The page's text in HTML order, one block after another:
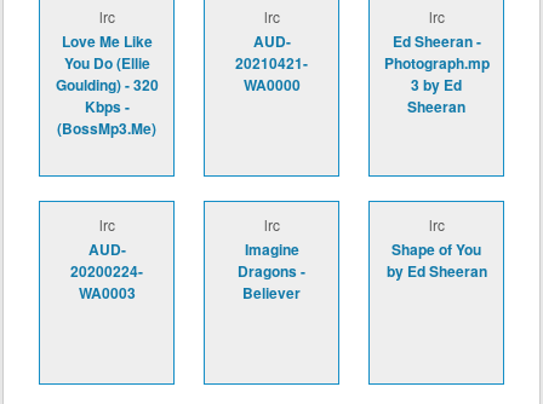
lrc
Love Me Like
You Do (Ellie
Goulding) - 320
Kbps -
(BossMp3.Me)
lrc
AUD-
20210421-
WA0000
lrc
Ed Sheeran -
Photograph.mp
3 by Ed
Sheeran
lrc
AUD-
20200224-
WA0003
lrc
Imagine
Dragons -
Believer
lrc
Shape of You
by Ed Sheeran